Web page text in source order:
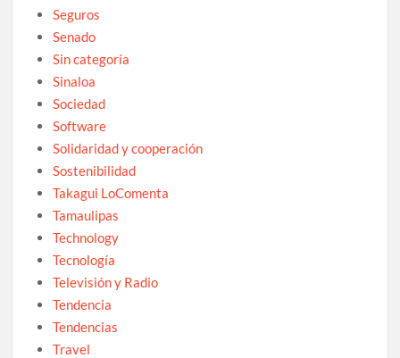
Seguros
Senado
Sin categoría
Sinaloa
Sociedad
Software
Solidaridad y cooperación
Sostenibilidad
Takagui LoComenta
Tamaulipas
Technology
Tecnología
Televisión y Radio
Tendencia
Tendencias
Travel